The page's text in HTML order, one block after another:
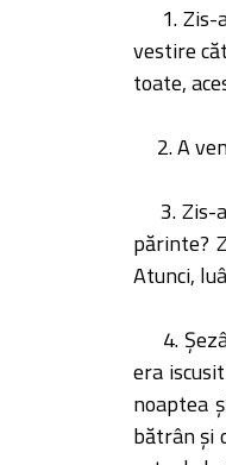
1.
vestire
toate,
2. A
3. Zis-
părinte?
Atunci,
4.
era
noaptea
bătrân şi